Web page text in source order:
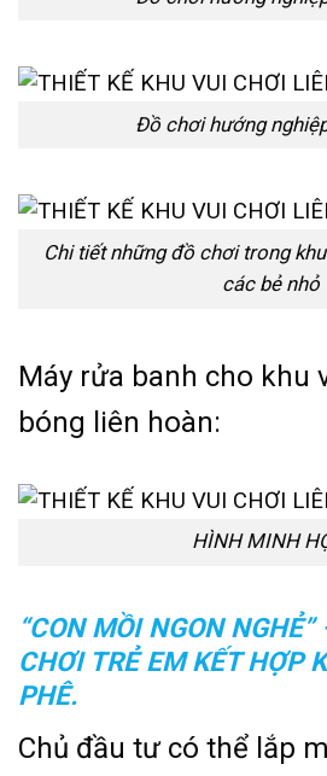
Đồ chơi hướng
Chi tiết những đồ chơi trong
các bẻ nhỏ
Máy rửa banh cho khu
bóng liên hoàn:
HÌNH MINH
“CON MỒI NGON
CHƠI TRẺ EM KẾT HỢP
PHÊ.
Chủ đầu tư có thể lắp